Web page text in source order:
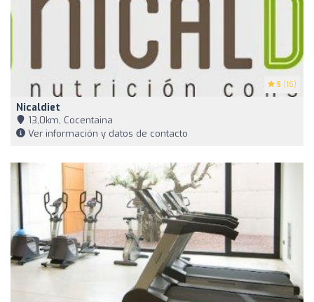
5 (16)
Nicaldiet
13,0km, Cocentaina
Ver información y datos de contacto